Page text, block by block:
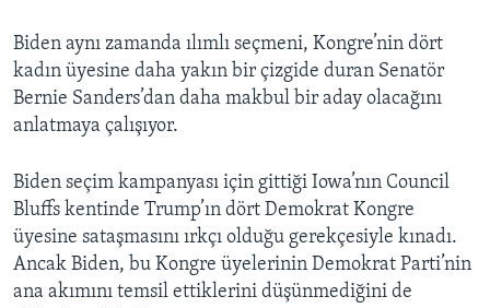
Biden aynı zamanda ılımlı seçmeni, Kongre’nin dört
kadın üyesine daha yakın bir çizgide duran Senatör
Bernie Sanders’dan daha makbul bir aday olacağını
anlatmaya çalışıyor.
Biden seçim kampanyası için gittiği Iowa’nın Council
Bluffs kentinde Trump’ın dört Demokrat Kongre
üyesine sataşmasını ırkçı olduğu gerekçesiyle kınadı.
Ancak Biden, bu Kongre üyelerinin Demokrat Parti’nin
ana akımını temsil ettiklerini düşünmediğini de